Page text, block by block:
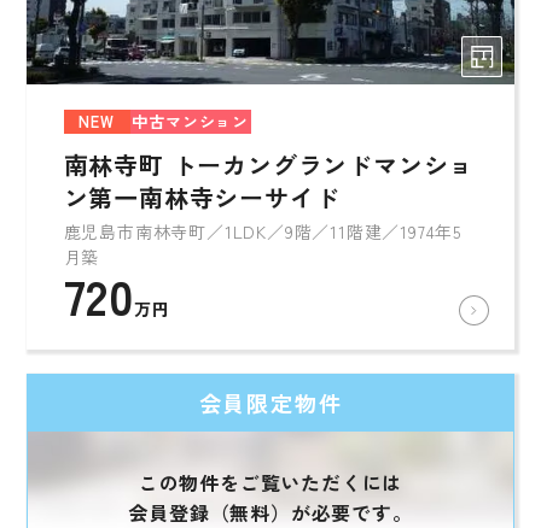
NEW 中古マンション
南林寺町 トーカングランドマンショ
ン第一南林寺シーサイド
鹿児島市南林寺町／1LDK／9階／11階建／1974年5
月築
720万円
会員限定物件
この物件をご覧いただくには
会員登録（無料）が必要です。